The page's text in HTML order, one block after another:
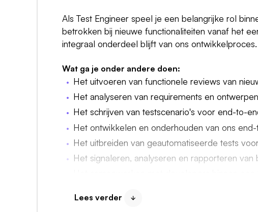
Als Test Engineer speel je een belangrijke rol
betrokken bij nieuwe functionaliteiten vanaf het
integraal onderdeel blijft van ons ontwikkelproces.
Wat ga je onder andere doen:
Het uitvoeren van functionele reviews van
Het analyseren van requirements en
Het schrijven van testscenario's voor end-to-
Het ontwikkelen en onderhouden van ons
Het uitbreiden van geautomatiseerde tests
Het signaleren, analyseren en rapporteren
Lees verder